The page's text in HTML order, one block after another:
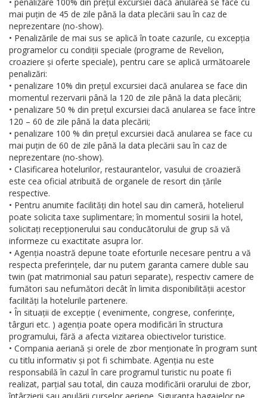
mai puțin de 45 de zile până la data plecării sau în caz de
neprezentare (no-show).
• Penalizările de mai sus se aplică în toate cazurile, cu excepția
programelor cu condiții speciale (programe de Revelion,
croaziere și oferte speciale), pentru care se aplică următoarele
penalizări:
• penalizare 10% din prețul excursiei dacă anularea se face din
momentul rezervarii până la 120 de zile până la data plecării;
• penalizare 50 % din prețul excursiei dacă anularea se face între
120 – 60 de zile până la data plecării;
• penalizare 100 % din prețul excursiei dacă anularea se face cu
mai puțin de 60 de zile până la data plecării sau în caz de
neprezentare (no-show).
• Clasificarea hotelurilor, restaurantelor, vasului de croazieră
este cea oficial atribuită de organele de resort din țările
respective.
• Pentru anumite facilități din hotel sau din cameră, hotelierul
poate solicita taxe suplimentare; în momentul sosirii la hotel,
solicitați recepționerului sau conducătorului de grup să vă
informeze cu exactitate asupra lor.
• Agenția noastră depune toate eforturile necesare pentru a vă
respecta preferințele, dar nu putem garanta camere duble sau
twin (pat matrimonial sau paturi separate), respectiv camere de
fumători sau nefumători decât în limita disponibilității acestor
facilități la hotelurile partenere.
• În situații de excepție ( evenimente, congrese, conferințe,
târguri etc. ) agenția poate opera modificări în structura
programului, fără a afecta vizitarea obiectivelor turistice.
• Compania aeriană și orele de zbor menționate în program sunt
cu titlu informativ și pot fi schimbate. Agenția nu este
responsabilă în cazul în care programul turistic nu poate fi
realizat, parțial sau total, din cauza modificării orarului de zbor,